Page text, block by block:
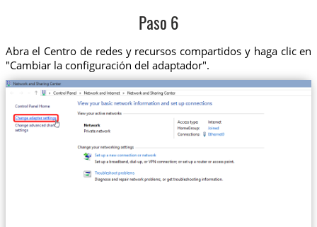
Paso 6
Abra el Centro de redes y recursos compartidos y haga clic en
"Cambiar la configuración del adaptador".